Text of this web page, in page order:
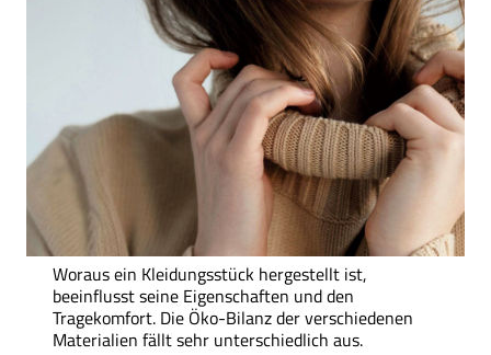
Woraus ein Kleidungsstück hergestellt ist,
beeinflusst seine Eigenschaften und den
Tragekomfort. Die Öko-Bilanz der verschiedenen
Materialien fällt sehr unterschiedlich aus.